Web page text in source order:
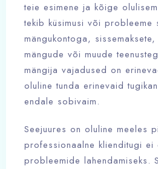
teie esimene ja kõige
tekib küsimusi või probleeme
mängukontoga,
mängude või muude
mängija vajadused on
oluline tunda erinevaid
endale sobivaim.
Seejuures on oluline meeles
professionaalne klienditugi ei
probleemide lahendamiseks.